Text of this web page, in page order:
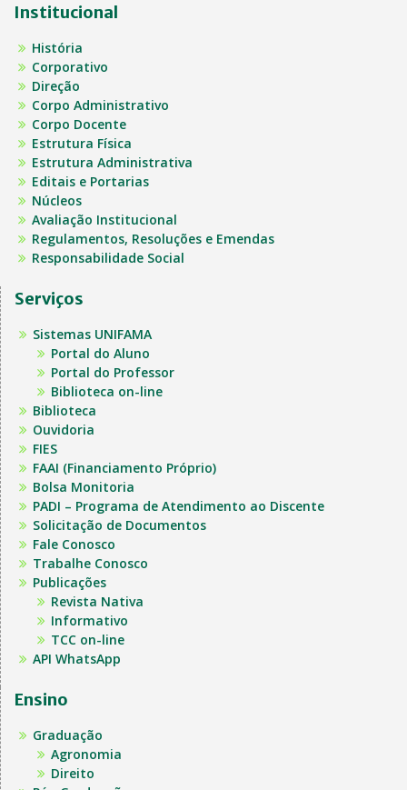
Institucional
História
Corporativo
Direção
Corpo Administrativo
Corpo Docente
Estrutura Física
Estrutura Administrativa
Editais e Portarias
Núcleos
Avaliação Institucional
Regulamentos, Resoluções e Emendas
Responsabilidade Social
Serviços
Sistemas UNIFAMA
Portal do Aluno
Portal do Professor
Biblioteca on-line
Biblioteca
Ouvidoria
FIES
FAAI (Financiamento Próprio)
Bolsa Monitoria
PADI – Programa de Atendimento ao Discente
Solicitação de Documentos
Fale Conosco
Trabalhe Conosco
Publicações
Revista Nativa
Informativo
TCC on-line
API WhatsApp
Ensino
Graduação
Agronomia
Direito